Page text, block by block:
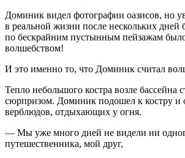
Доминик видел фотографии оазисов, но
в реальной жизни после нескольких дней
по бескрайним пустынным пейзажам
волшебством!
И это именно то, что Доминик считал
Тепло небольшого костра возле бассейна
сюрпризом. Доминик подошел к костру и
верблюдов, отдыхающих у огня.
— Мы уже много дней не видели ни
путешественника, мой друг,